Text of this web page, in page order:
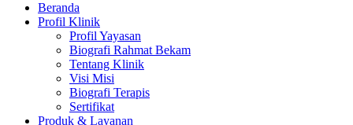
Beranda
Profil Klinik
Profil Yayasan
Biografi Rahmat Bekam
Tentang Klinik
Visi Misi
Biografi Terapis
Sertifikat
Produk & Layanan